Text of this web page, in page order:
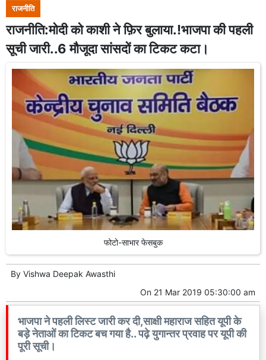
राजनीति
राजनीति:मोदी को काशी ने फ़िर बुलाया.!भाजपा की पहली
सूची जारी..6 मौजूदा सांसदों का टिकट कटा।
फोटो-साभार फेसबुक
By Vishwa Deepak Awasthi
On 21 Mar 2019 05:30:00 am
भाजपा ने पहली लिस्ट जारी कर दी,साक्षी महाराज सहित यूपी के
बड़े नेताओं का टिकट बच गया है.. पढ़े युगान्तर प्रवाह पर यूपी की
पूरी सूची।